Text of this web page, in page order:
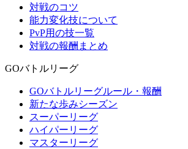
対戦のコツ
能力変化技について
PvP用の技一覧
対戦の報酬まとめ
GOバトルリーグ
GOバトルリーグルール・報酬
新たな歩みシーズン
スーパーリーグ
ハイパーリーグ
マスターリーグ